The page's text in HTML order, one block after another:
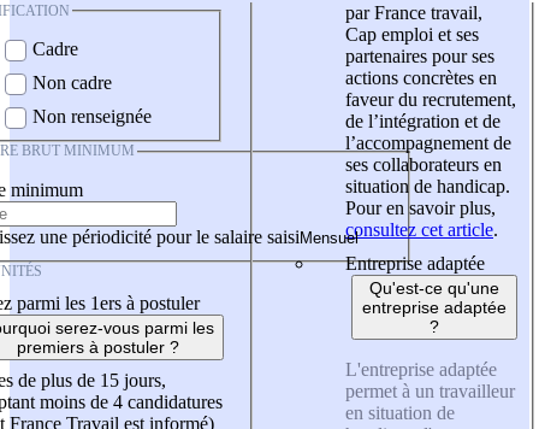
Cadre
Non cadre
Non renseignée
BRUT MINIMUM
minimum
une périodicité pour le salaire saisi
parmi les 1ers à postuler
serez-vous parmi les
premiers à postuler ?
de plus de 15 jours,
moins de 4 candidatures
France Travail est informé)
par France travail,
Cap emploi et ses
partenaires pour ses
actions concrètes en
faveur du recrutement,
de l’intégration et de
l’accompagnement de
ses collaborateurs en
situation de handicap.
Pour en savoir plus,
consultez cet article.
Entreprise adaptée
Qu'est-ce qu'une
entreprise adaptée
?
L'entreprise adaptée
permet à un travailleur
en situation de